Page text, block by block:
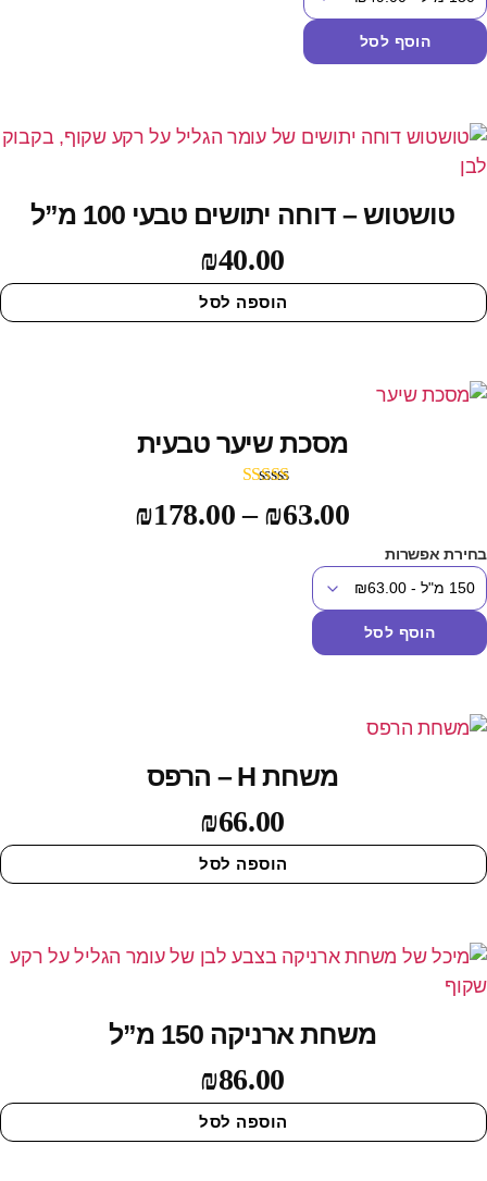
הוסף לסל
טושטוש – דוחה יתושים טבעי 100 מ”ל
₪40.00
הוספה לסל
מסכת שיער טבעית
מתוך 5
₪63.00
–
₪178.00
אפשרות
הוסף לסל
משחת H – הרפס
₪66.00
הוספה לסל
משחת ארניקה 150 מ”ל
₪86.00
הוספה לסל